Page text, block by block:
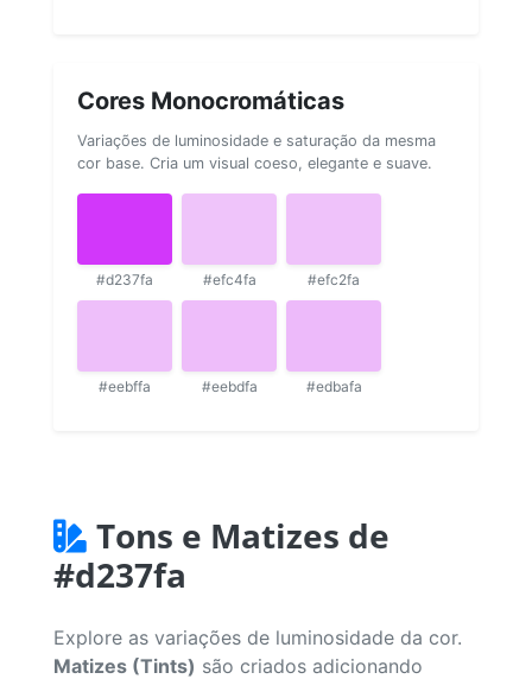
Cores Monocromáticas
Variações de luminosidade e saturação da mesma
cor base. Cria um visual coeso, elegante e suave.
#d237fa #efc4fa #efc2fa
#eebffa #eebdfa #edbafa
Tons e Matizes de
#d237fa
Explore as variações de luminosidade da cor.
Matizes (Tints) são criados adicionando